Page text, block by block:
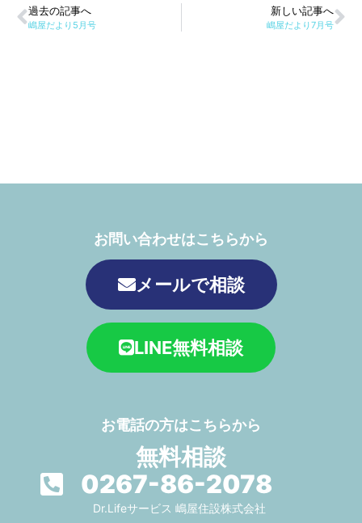
過去の記事へ
嶋屋だより5月号
新しい記事へ
嶋屋だより7月号
お問い合わせはこちらから
メールで相談
LINE無料相談
お電話の方はこちらから
無料相談
0267-86-2078
Dr.Lifeサービス 嶋屋住設株式会社